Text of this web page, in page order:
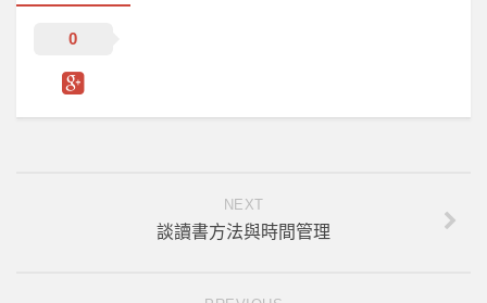
0
NEXT
談讀書方法與時間管理